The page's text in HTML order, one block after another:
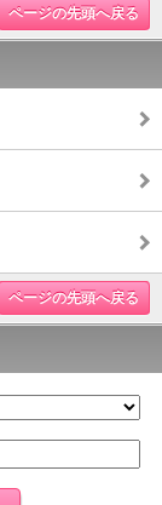
ページの先頭へ戻る
ページの先頭へ戻る